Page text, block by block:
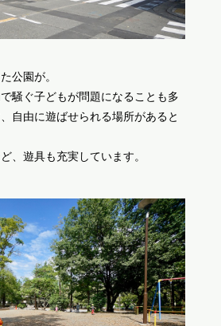
公園が。
騒ぐ子どもが問題になることも多
自由に遊ばせられる場所があると
、遊具も充実しています。